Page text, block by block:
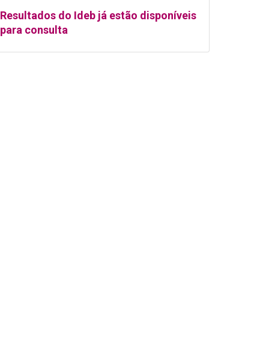
Resultados do Ideb já estão disponíveis
para consulta